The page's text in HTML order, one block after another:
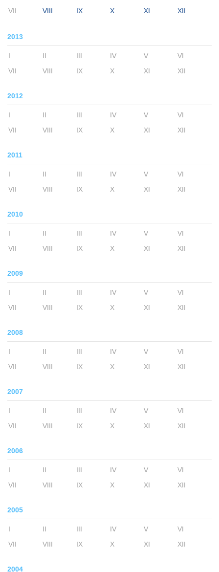
VII VIII IX X XI XII
2013
I II III IV V
VI
VII
VIII IX X XI XII
2012
I II III IV V
VI
VII
VIII IX X XI XII
2011
I II III IV V
VI
VII
VIII IX X XI XII
2010
I II III IV V
VI
VII
VIII IX X XI XII
2009
I II III IV V
VI
VII
VIII IX X XI XII
2008
I II III IV V
VI
VII
VIII IX X XI XII
2007
I II III IV V
VI
VII
VIII IX X XI XII
2006
I II III IV V
VI
VII
VIII IX X XI XII
2005
I II III IV V
VI
VII
VIII IX X XI XII
2004